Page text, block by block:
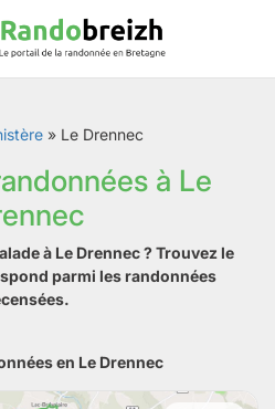
» Le Drennec
à Le
à Le Drennec ? Trouvez le
parmi les randonnées
en Le Drennec